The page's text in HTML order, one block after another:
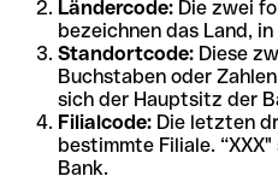
Ländercode: Die zwei
bezeichnen das Land,
Standortcode: Diese
Buchstaben oder
sich der Hauptsitz der
Filialcode: Die letzten
bestimmte Filiale.
Bank.